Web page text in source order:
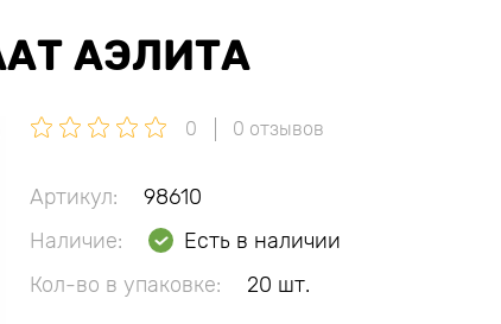
АЭЛИТА
0 0 отзывов
Артикул:
98610
Наличие:
Есть в наличии
Кол-во в упаковке:
20 шт.